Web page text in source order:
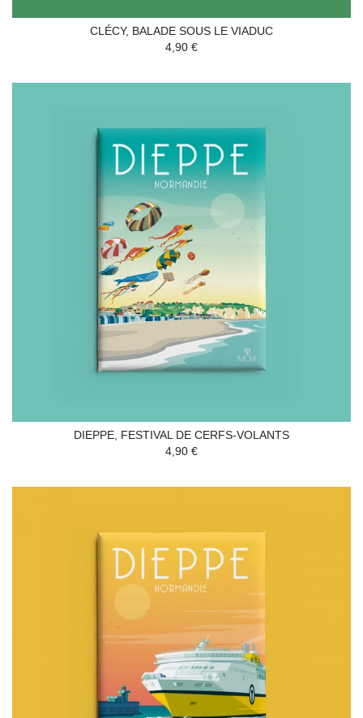
CLÉCY, BALADE SOUS LE VIADUC
4,90 €
DIEPPE, FESTIVAL DE CERFS-VOLANTS
4,90 €